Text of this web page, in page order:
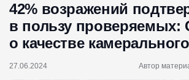
42% возражений
в пользу проверяемых:
о качестве
27.06.2024 Автор